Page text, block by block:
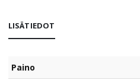
LISÄTIEDOT
Paino